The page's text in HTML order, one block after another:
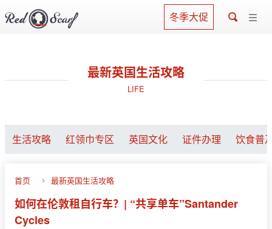
冬季大促
最新英国生活攻略
LIFE
生活攻略 红领巾专区 英国文化 证件办理 饮食普
首页 最新英国生活攻略
如何在伦敦租自行车？| “共享单车”Santander
Cycles